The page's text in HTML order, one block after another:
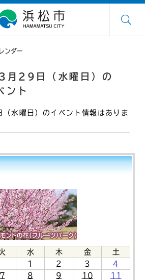
ンダー
水 木 金
土
1
2 3
4
7 8 9 10
11
29日（水曜日）の
ント
曜日）のイベント情報はありま